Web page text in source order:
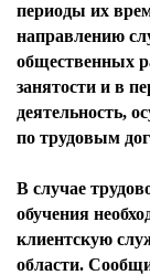
периоды их
направлению
общественных
занятости и в
деятельность,
по трудовым
В случае
обучения
клиентскую
области.